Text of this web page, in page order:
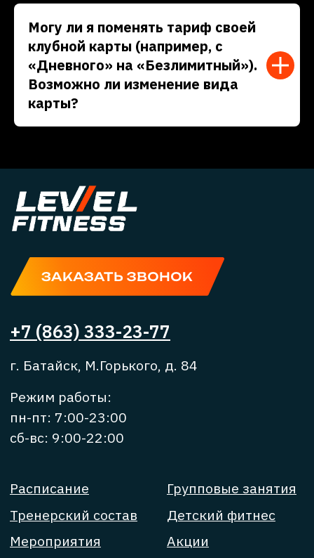
Могу ли я поменять тариф своей
клубной карты (например, с
«Дневного» на «Безлимитный»).
Возможно ли изменение вида
карты?